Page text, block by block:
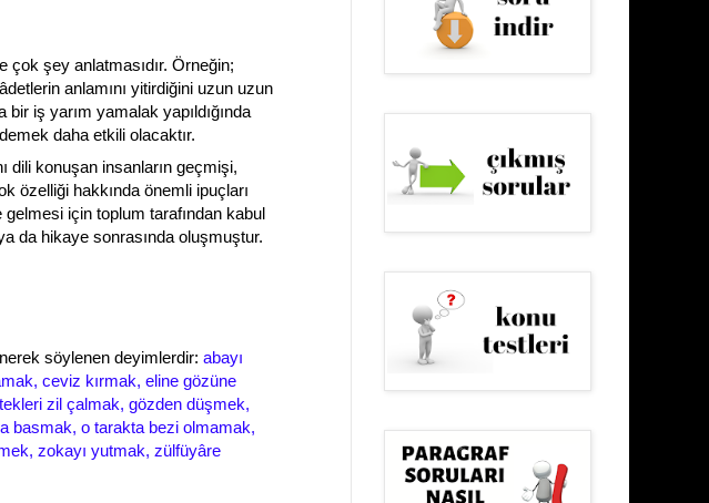
çok şey anlatmasıdır. Örneğin;
anlamını yitirdiğini uzun uzun
bir iş yarım yamalak yapıldığında
daha etkili olacaktır.
dili konuşan insanların geçmişi,
özelliği hakkında önemli ipuçları
için toplum tarafından kabul
da hikaye sonrasında oluşmuştur.
söylenen deyimlerdir: abayı
ceviz kırmak, eline gözüne
zil çalmak, gözden düşmek,
basmak, o tarakta bezi olmamak,
zokayı yutmak, zülfüyâre